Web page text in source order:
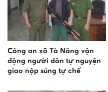
Công an xã Tà Năng vận
động người dân tự nguyện
giao nộp súng tự chế